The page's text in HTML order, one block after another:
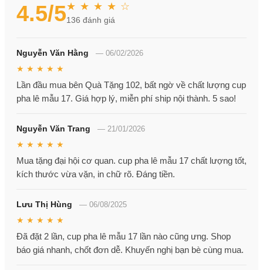
4.5/5★ ★ ★ ★ ☆
136 đánh giá
Nguyễn Văn Hằng — 06/02/2026
★ ★ ★ ★ ★
Lần đầu mua bên Quà Tặng 102, bất ngờ về chất lượng cup
pha lê mẫu 17. Giá hợp lý, miễn phí ship nội thành. 5 sao!
Nguyễn Văn Trang — 21/01/2026
★ ★ ★ ★ ★
Mua tặng đại hội cơ quan. cup pha lê mẫu 17 chất lượng tốt,
kích thước vừa vặn, in chữ rõ. Đáng tiền.
Lưu Thị Hùng — 06/08/2025
★ ★ ★ ★ ★
Đã đặt 2 lần, cup pha lê mẫu 17 lần nào cũng ưng. Shop
báo giá nhanh, chốt đơn dễ. Khuyến nghị bạn bè cùng mua.